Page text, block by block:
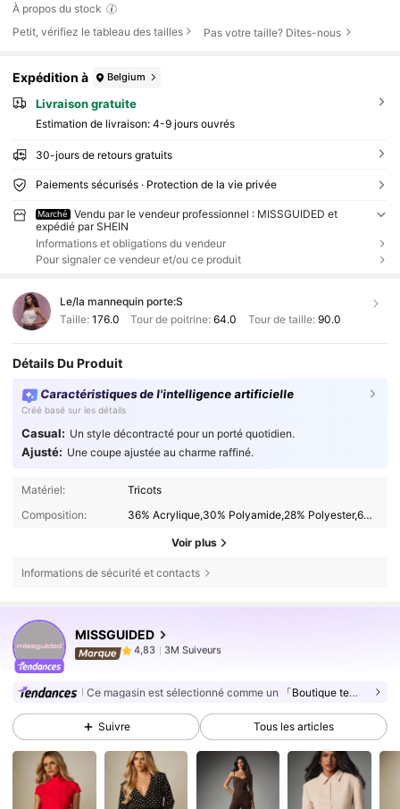
À propos du stock
Petit, vérifiez le tableau des tailles
Pas votre taille? Dites-nous
Expédition à Belgium
Livraison gratuite
Estimation de livraison: 4-9 jours ouvrés
30-jours de retours gratuits
Paiements sécurisés · Protection de la vie privée
Marché
Vendu par le vendeur professionnel : MISSGUIDED et
expédié par SHEIN
Informations et obligations du vendeur
Pour signaler ce vendeur et/ou ce produit
Le/la mannequin porte:S
Taille: 176.0 Tour de poitrine:64.0 Tour de taille: 90.0
Détails Du Produit
Caractéristiques de l'intelligence artificielle
Créé basé sur les détails
Casual: Un style décontracté pour un porté quotidien.
Ajusté: Une coupe ajustée au charme raffiné.
Matériel:
Tricots
Composition:
36% Acrylique,30% Polyamide,28% Polyester,6% Laine
Voir plus
Informations de sécurité et contacts
MISSGUIDED
4,83
3M Suiveurs
p***mest en train de naviguer
4,83 3M Suiveurs
3M Suiveurs
4,83 3M Suiveurs
4,83 3M Suiveurs
Ce magasin est sélectionné comme un 「Boutique tendance」
Suivre Tous les articles